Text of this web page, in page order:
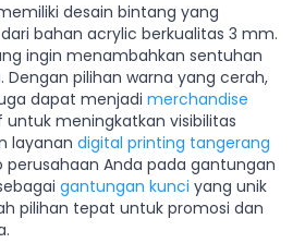
desain bintang yang
bahan acrylic berkualitas 3 mm.
ingin menambahkan sentuhan
Dengan pilihan warna yang cerah,
dapat menjadi merchandise
meningkatkan visibilitas
layanan digital printing tangerang
Anda pada gantungan
gantungan kunci yang unik
pilihan tepat untuk promosi dan